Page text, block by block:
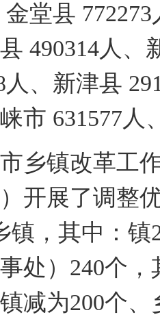
金堂县
490314人、
人、新津县
市 631577人
镇改革工作
）开展了调整
镇，其中：
处）240个
减为200个